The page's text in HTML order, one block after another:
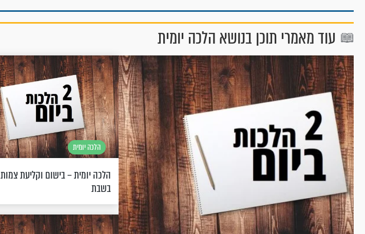
עוד מאמרי תוכן בנושא הלכה יומית
הלכה יומית
הלכה יומית – בישום וקליעת צמות
בשבת